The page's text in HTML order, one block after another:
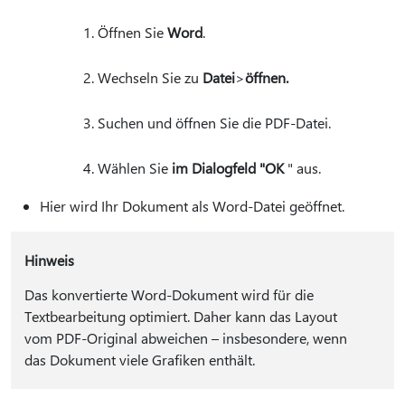
Öffnen SieWord.
Wechseln Sie zu Datei>öffnen.
Suchen und öffnen Sie die PDF-Datei.
Wählen Sie im Dialogfeld "OK" aus.
Hier wird Ihr Dokument als Word-Datei geöffnet.
Hinweis
Das konvertierte Word-Dokument wird für die
Textbearbeitung optimiert. Daher kann das Layout
vom PDF-Original abweichen – insbesondere, wenn
das Dokument viele Grafiken enthält.